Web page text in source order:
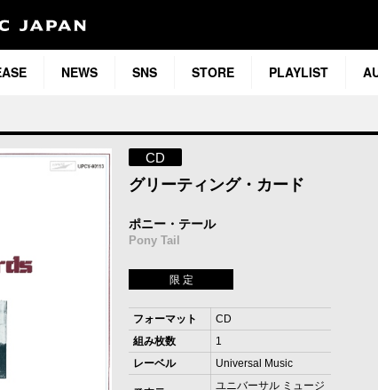
NEWS SNS STORE PLAYLIST
CD
グリーティング・カード
ポニー・テール
Pony Tail
限 定
フォーマット
CD
組み枚数
1
レーベル
Universal Music
ユニバーサル ミュージ